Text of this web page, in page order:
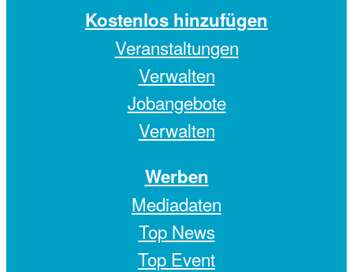
Kostenlos hinzufügen
Veranstaltungen
Verwalten
Jobangebote
Verwalten
Werben
Mediadaten
Top News
Top Event